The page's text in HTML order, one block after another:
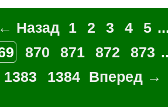
← Назад 1 2 3 4 5
870 871 872 873
1383 1384 Вперед →